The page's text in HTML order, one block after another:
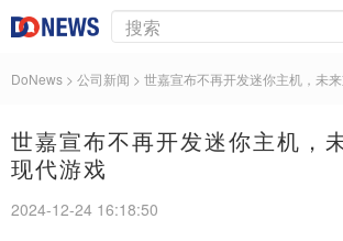
DoNews > 公司新闻 > 世嘉宣布不再开发迷你主机，未
世嘉宣布不再开发迷你主机，
现代游戏
2024-12-24 16:18:50